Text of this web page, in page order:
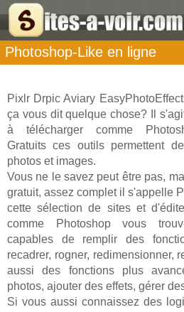
Photoshop-Like en ligne
Pixlr Drpic Aviary
ça vous dit quelque chose? Il
à télécharger comme
Gratuits ces outils permettent
photos et images.
Vous ne le savez peut être pas,
gratuit, assez complet il s'appelle
cette sélection de sites et
comme Photoshop vous
capables de remplir des
recadrer, rogner, redimensionner,
aussi des fonctions plus
photos, ajouter des effets, gérer
Si vous aussi connaissez des